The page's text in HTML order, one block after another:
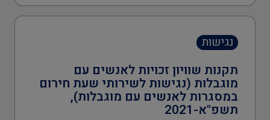
נגישות
תקנות שוויון זכויות לאנשים עם
מוגבלות (נגישות לשירותי שעת חירום
במסגרות לאנשים עם מוגבלות),
תשפ"א-2021